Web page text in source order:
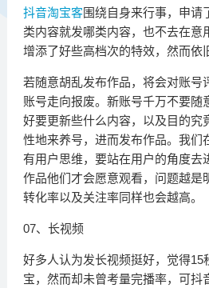
抖音淘宝客围绕自身来行事，申请
类内容就发哪类内容，也不去在意
增添了好些高档次的特效，然而依
若随意胡乱发布作品，将会对账号
账号走向报废。新账号千万不要随
好要更新些什么内容，以及目的究
性地来养号，进而发布作品。我们
有用户思维，要站在用户的角度去
作品他们才会愿意观看，问题越是
转化率以及关注率同样也会越高。
07、长视频
好多人认为发长视频挺好，觉得15
宝，然而却未曾考量完播率，可抖